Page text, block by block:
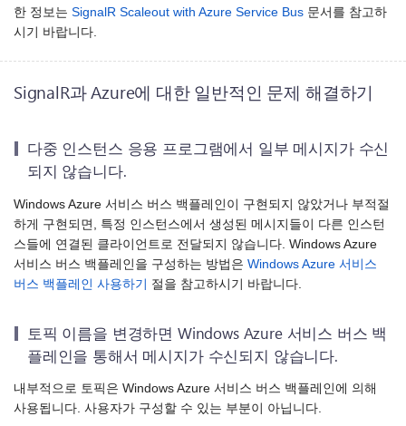
한 정보는 SignalR Scaleout with Azure Service Bus 문서를 참고하
시기 바랍니다.
SignalR과 Azure에 대한 일반적인 문제 해결하기
다중 인스턴스 응용 프로그램에서 일부 메시지가 수신
되지 않습니다.
Windows Azure 서비스 버스 백플레인이 구현되지 않았거나 부적절
하게 구현되면, 특정 인스턴스에서 생성된 메시지들이 다른 인스턴
스들에 연결된 클라이언트로 전달되지 않습니다. Windows Azure
서비스 버스 백플레인을 구성하는 방법은 Windows Azure 서비스
버스 백플레인 사용하기 절을 참고하시기 바랍니다.
토픽 이름을 변경하면 Windows Azure 서비스 버스 백
플레인을 통해서 메시지가 수신되지 않습니다.
내부적으로 토픽은 Windows Azure 서비스 버스 백플레인에 의해
사용됩니다. 사용자가 구성할 수 있는 부분이 아닙니다.